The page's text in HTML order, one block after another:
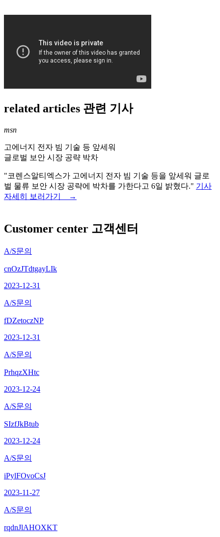
related articles 관련 기사
msn
고에너지 전자 빔 기술 등 앞세워
글로벌 보안 시장 공략 박차
"코렌스알티엑스가 고에너지 전자 빔 기술 등을 앞세워 글로
벌 물류 보안 시장 공략에 박차를 가한다고 6일 밝혔다." 기사
자세히 보러가기 →
Customer center 고객센터
A/S문의
cnOzJTdtgayLIk
2023-12-31
A/S문의
fDZetoczNP
2023-12-31
A/S문의
PrhqzXHtc
2023-12-24
A/S문의
SIzfJkBtub
2023-12-24
A/S문의
iPylFOvoCsJ
2023-11-27
A/S문의
rqdnJlAHOXKT